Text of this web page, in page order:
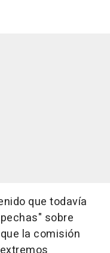
que todavía
sobre
la comisión